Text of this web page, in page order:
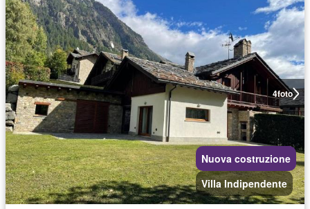
4foto
Nuova costruzione
Villa Indipendente